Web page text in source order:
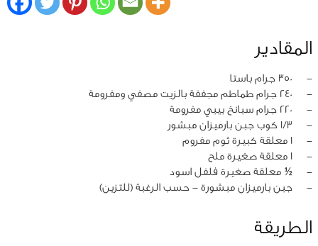
المقادير
‏-
350 جرام باستا
‏-
240 جرام طماطم مجففة بالزيت مصفي ومفرومة
‏-
220 جرام سبانخ بيبي مفرومة
‏-
1/3 كوب جبن بارميزان مبشور
‏-
1 معلقة كبيرة ثوم مفروم
‏-
1 معلقة صغيرة ملح
‏-
½ معلقة صغيرة فلفل اسود
‏-
جبن بارميزان مبشورة - حسب الرغبة (للتزين)
الطريقة